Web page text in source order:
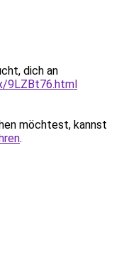
dich an
9LZBt76.html
möchtest, kannst
.